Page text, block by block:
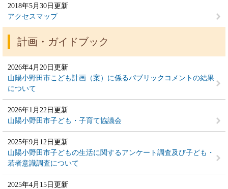
2018年5月30日更新
アクセスマップ
計画・ガイドブック
2026年4月20日更新
山陽小野田市こども計画（案）に係るパブリックコメントの結果
について
2026年1月22日更新
山陽小野田市子ども・子育て協議会
2025年9月12日更新
山陽小野田市子どもの生活に関するアンケート調査及び子ども・
若者意識調査について
2025年4月15日更新